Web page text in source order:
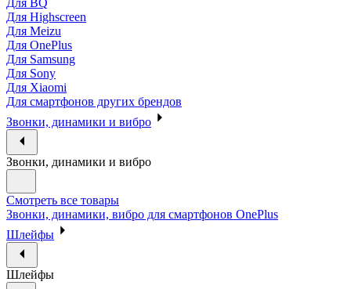
Для BQ
Для Highscreen
Для Meizu
Для OnePlus
Для Samsung
Для Sony
Для Xiaomi
Для смартфонов других брендов
Звонки, динамики и вибро
Звонки, динамики и вибро
Смотреть все товары
Звонки, динамики, вибро для смартфонов OnePlus
Шлейфы
Шлейфы